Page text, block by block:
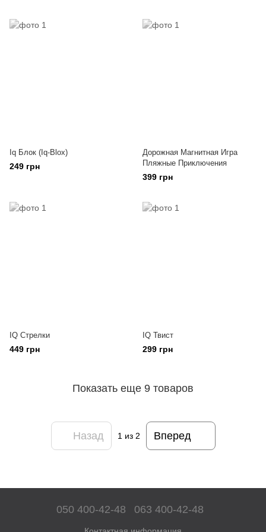
Iq Блок (Iq-Blox)
249 грн
Дорожная Магнитная Игра
Пляжные Приключения
399 грн
IQ Стрелки
449 грн
IQ Твист
299 грн
Показать еще 9 товаров
Назад 1 из 2 Вперед
050 400-42-48 063 400-42-48